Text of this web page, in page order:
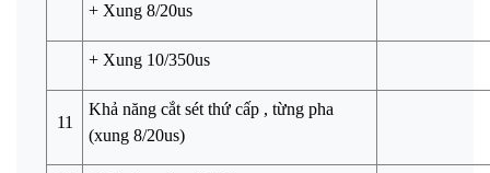
+ Xung 8/20us
+ Xung 10/350us
11
Khả năng cắt sét thứ cấp , từng pha
(xung 8/20us)